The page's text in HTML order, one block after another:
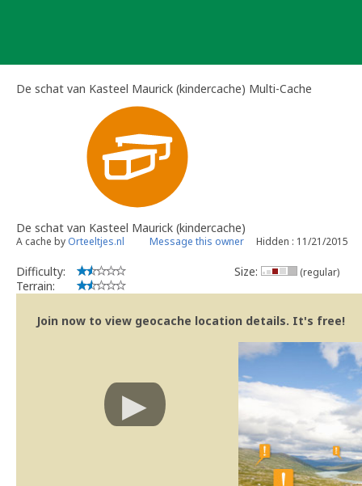
De schat van Kasteel Maurick (kindercache) Multi-Cache
De schat van Kasteel Maurick (kindercache)
A cache by Orteeltjes.nl Message this owner Hidden : 11/21/2015
Difficulty:
Terrain:
Size: (regular)
Join now to view geocache location details. It's free!